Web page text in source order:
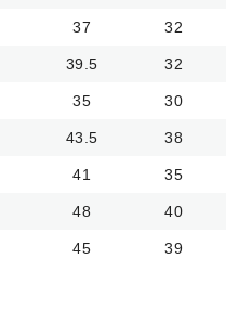
37 32
39.5 32
35 30
43.5 38
41 35
48 40
45 39